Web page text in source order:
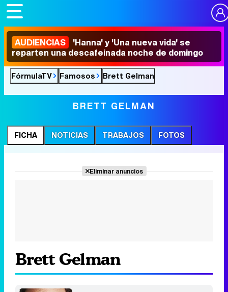
AUDIENCIAS 'Hanna' y 'Una nueva vida' se
reparten una descafeinada noche de domingo
FórmulaTV Famosos Brett Gelman
BRETT GELMAN
FICHA NOTICIAS TRABAJOS FOTOS
Eliminar anuncios
Brett Gelman